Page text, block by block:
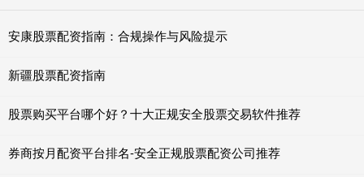
安康股票配资指南：合规操作与风险提示
新疆股票配资指南
股票购买平台哪个好？十大正规安全股票交易软件推荐
券商按月配资平台排名-安全正规股票配资公司推荐